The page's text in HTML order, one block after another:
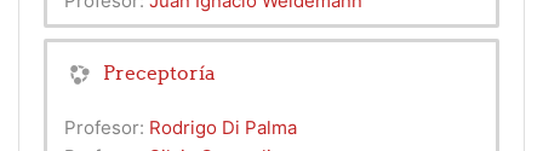
Preceptoría
Profesor: Rodrigo Di Palma